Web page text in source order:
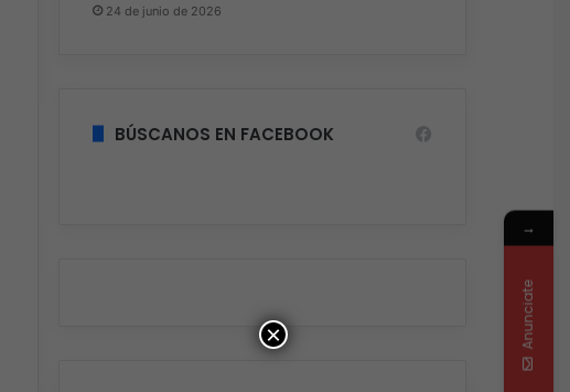
24 de junio de 2026
BÚSCANOS EN FACEBOOK
×
→
Anunciate